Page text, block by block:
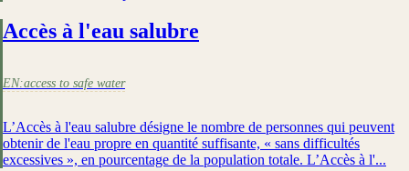
Accès à l'eau salubre
EN:access to safe water
L’Accès à l'eau salubre désigne le nombre de personnes qui peuvent
obtenir de l'eau propre en quantité suffisante, « sans difficultés
excessives », en pourcentage de la population totale. L’Accès à l'...